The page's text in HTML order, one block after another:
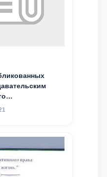
реформ и